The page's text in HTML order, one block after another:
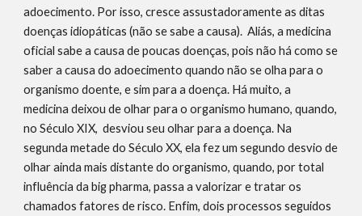
adoecimento. Por isso, cresce assustadoramente as ditas
doenças idiopáticas (não se sabe a causa). Aliás, a medicina
oficial sabe a causa de poucas doenças, pois não há como se
saber a causa do adoecimento quando não se olha para o
organismo doente, e sim para a doença. Há muito, a
medicina deixou de olhar para o organismo humano, quando,
no Século XIX, desviou seu olhar para a doença. Na
segunda metade do Século XX, ela fez um segundo desvio de
olhar ainda mais distante do organismo, quando, por total
influência da big pharma, passa a valorizar e tratar os
chamados fatores de risco. Enfim, dois processos seguidos